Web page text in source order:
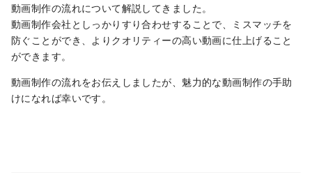
動画制作の流れについて解説してきました。
動画制作会社としっかりすり合わせすることで、ミスマッチを
防ぐことができ、よりクオリティーの高い動画に仕上げること
ができます。
動画制作の流れをお伝えしましたが、魅力的な動画制作の手助
けになれば幸いです。